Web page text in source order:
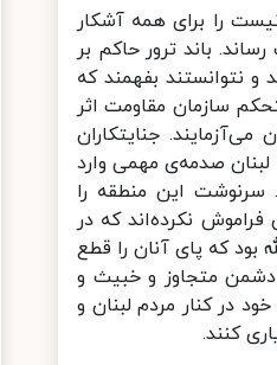
را برای همه آشکار
باند ترور حاکم بر
بفهمند که
سازمان مقاومت اثر
جنایتکاران
صدمه‌ی مهمی وارد
این منطقه را
نکرده‌اند که در
که پای آنان را قطع
متجاوز و خبیث و
در کنار مردم لبنان و
کنند.